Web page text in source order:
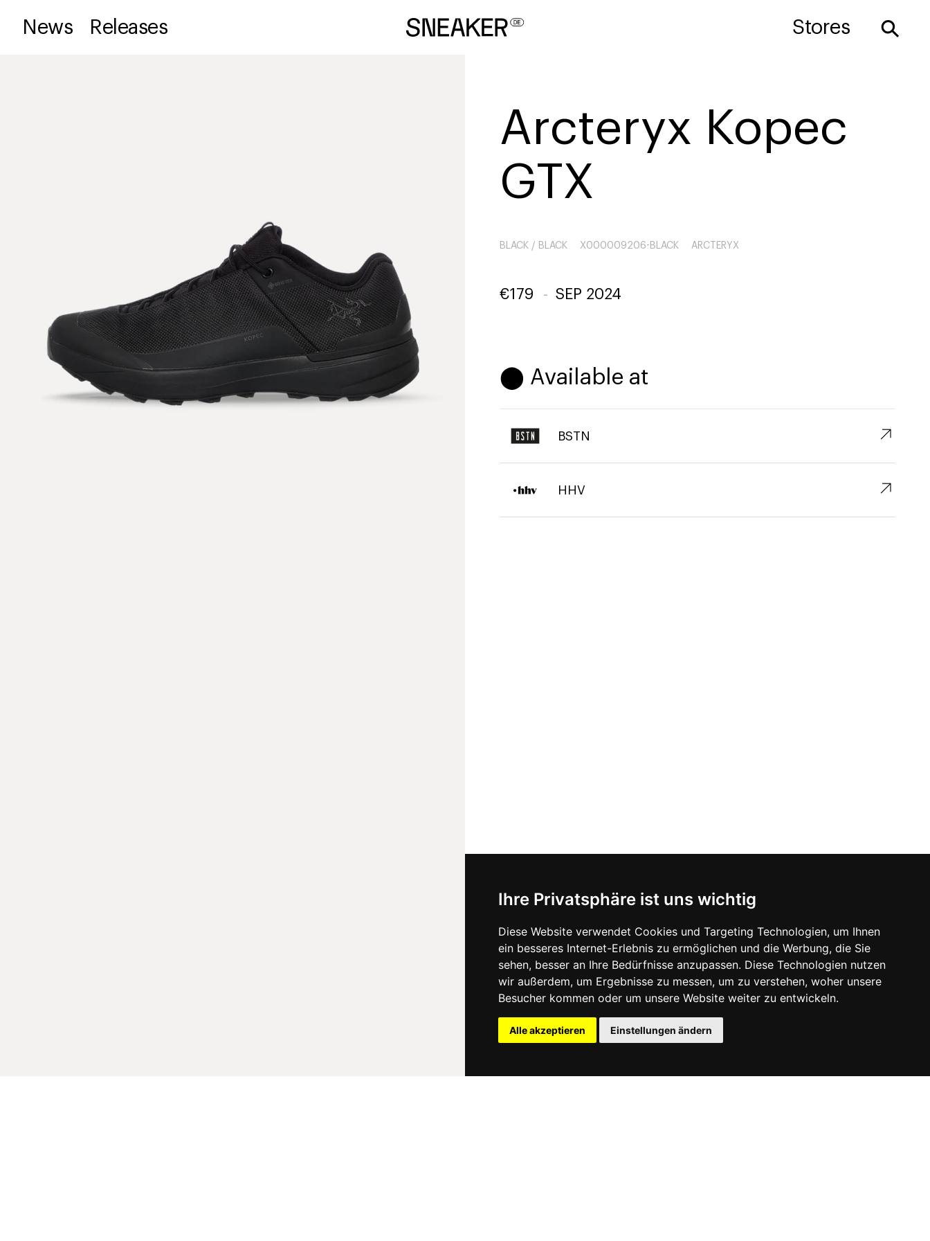
Ihre Privatsphäre ist uns wichtig
Diese Website verwendet Cookies und Targeting Technologien, um Ihnen
ein besseres Internet-Erlebnis zu ermöglichen und die Werbung, die Sie
sehen, besser an Ihre Bedürfnisse anzupassen. Diese Technologien nutzen
wir außerdem, um Ergebnisse zu messen, um zu verstehen, woher unsere
Besucher kommen oder um unsere Website weiter zu entwickeln.
Alle akzeptieren Einstellungen ändern
News Releases Stores ⚲
Arcteryx Kopec
GTX
BLACK / BLACK X000009206-BLACK ARCTERYX
€179 - SEP 2024
⬤ Available at
BSTN ↗︎
HHV ↗︎